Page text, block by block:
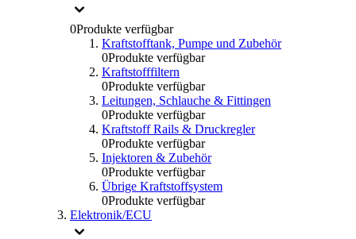
0Produkte verfügbar
Kraftstofftank, Pumpe und Zubehör
0Produkte verfügbar
Kraftstofffiltern
0Produkte verfügbar
Leitungen, Schlauche & Fittingen
0Produkte verfügbar
Kraftstoff Rails & Druckregler
0Produkte verfügbar
Injektoren & Zubehör
0Produkte verfügbar
Übrige Kraftstoffsystem
0Produkte verfügbar
Elektronik/ECU